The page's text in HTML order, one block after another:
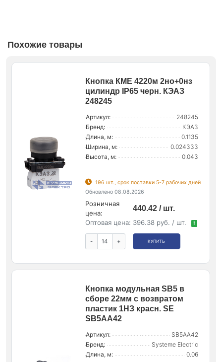
Похожие товары
Кнопка КМЕ 4220м 2но+0нз
цилиндр IP65 черн. КЭАЗ
248245
Артикул:
248245
Бренд:
КЭАЗ
Длина, м:
0.1135
Ширина, м:
0.024333
Высота, м:
0.043
196 шт., срок поставки 5-7 рабочих дней
Обновлено 08.08.2026
Розничная
цена:
440.42 / шт.
Оптовая цена: 396.38 руб. / шт. !
- + КУПИТЬ
Кнопка модульная SB5 в
сборе 22мм с возвратом
пластик 1НЗ красн. SE
SB5AA42
Артикул:
SB5AA42
Бренд:
Systeme Electric
Длина, м:
0.06